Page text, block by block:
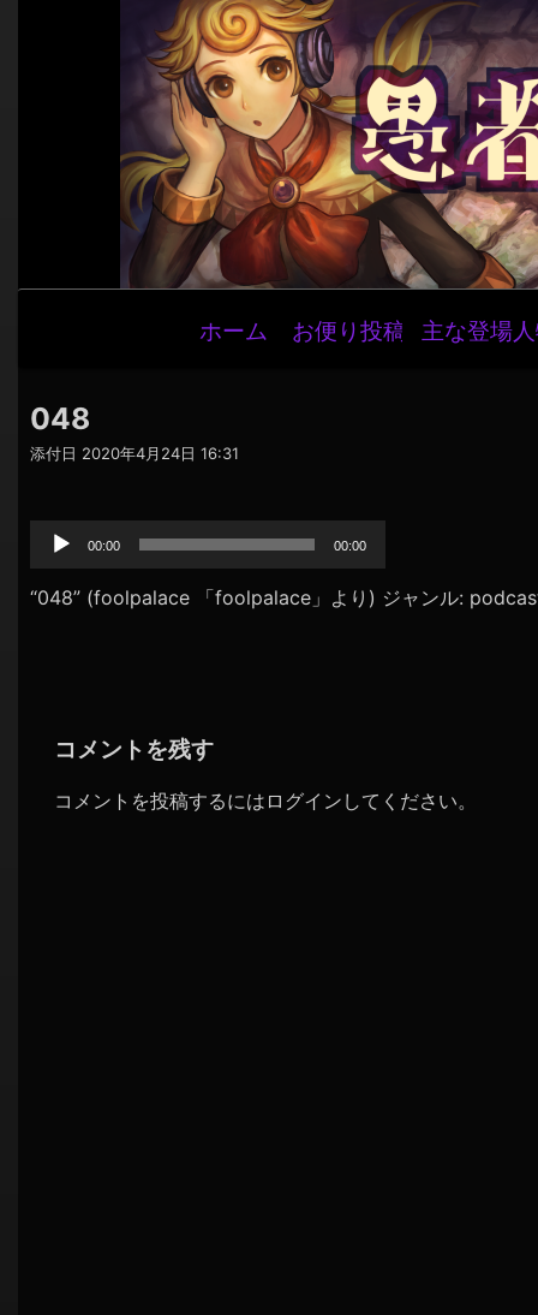
ナ
ビ
ー
シ
ョ
ホーム お便り投稿 主な登場
048
添付日 2020年4月24日 16:31
声
レ
ー
00:00 00:00
“048” (foolpalace 「foolpalace」より) ジャンル:
コメントを残す
コメントを投稿するには ログイン してください。